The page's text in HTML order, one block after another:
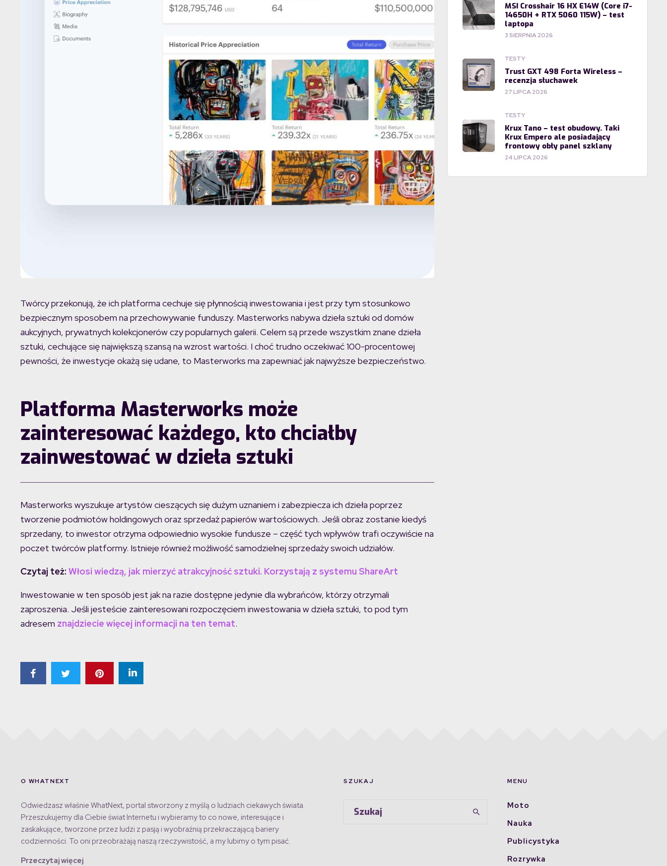
Twórcy przekonują, że ich platforma cechuje się płynnością inwestowania i jest przy tym stosunkowo
bezpiecznym sposobem na przechowywanie funduszy. Masterworks nabywa dzieła sztuki od domów
aukcyjnych, prywatnych kolekcjonerów czy popularnych galerii. Celem są przede wszystkim znane dzieła
sztuki, cechujące się największą szansą na wzrost wartości. I choć trudno oczekiwać 100-procentowej
pewności, że inwestycje okażą się udane, to Masterworks ma zapewniać jak najwyższe bezpieczeństwo.
Platforma Masterworks może
zainteresować każdego, kto chciałby
zainwestować w dzieła sztuki
Masterworks wyszukuje artystów cieszących się dużym uznaniem i zabezpiecza ich dzieła poprzez
tworzenie podmiotów holdingowych oraz sprzedaż papierów wartościowych. Jeśli obraz zostanie kiedyś
sprzedany, to inwestor otrzyma odpowiednio wysokie fundusze – część tych wpływów trafi oczywiście na
poczet twórców platformy. Istnieje również możliwość samodzielnej sprzedaży swoich udziałów.
Czytaj też: Włosi wiedzą, jak mierzyć atrakcyjność sztuki. Korzystają z systemu ShareArt
Inwestowanie w ten sposób jest jak na razie dostępne jedynie dla wybrańców, którzy otrzymali
zaproszenia. Jeśli jesteście zainteresowani rozpoczęciem inwestowania w dzieła sztuki, to pod tym
adresem znajdziecie więcej informacji na ten temat.
MSI Crosshair 16 HX E14W (Core i7-
14650H + RTX 5060 115W) – test
laptopa
3 SIERPNIA 2026
TESTY
Trust GXT 498 Forta Wireless –
recenzja słuchawek
27 LIPCA 2026
TESTY
Krux Tano – test obudowy. Taki
Krux Empero ale posiadający
frontowy obły panel szklany
24 LIPCA 2026
O WHATNEXT
Odwiedzasz właśnie WhatNext, portal stworzony z myślą o ludziach ciekawych świata.
Przeszukujemy dla Ciebie świat Internetu i wybieramy to co nowe, interesujące i
zaskakujące, tworzone przez ludzi z pasją i wyobraźnią przekraczającą bariery
codzienności. To oni przeobrażają naszą rzeczywistość, a my lubimy o tym pisać.
Przeczytaj więcej
SZUKAJ MENU
Moto
Nauka
Publicystyka
Rozrywka